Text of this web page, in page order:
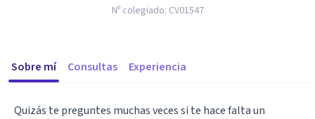
Nº colegiado: CV01547
Sobre mí Consultas Experiencia
Quizás te preguntes muchas veces si te hace falta un